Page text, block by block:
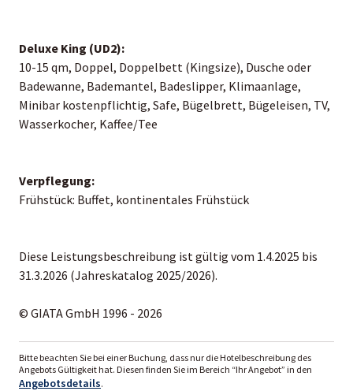
Deluxe King (UD2):
10-15 qm, Doppel, Doppelbett (Kingsize), Dusche oder
Badewanne, Bademantel, Badeslipper, Klimaanlage,
Minibar kostenpflichtig, Safe, Bügelbrett, Bügeleisen, TV,
Wasserkocher, Kaffee/Tee
Verpflegung:
Frühstück: Buffet, kontinentales Frühstück
Diese Leistungsbeschreibung ist gültig vom 1.4.2025 bis
31.3.2026 (Jahreskatalog 2025/2026).
© GIATA GmbH 1996 - 2026
Bitte beachten Sie bei einer Buchung, dass nur die Hotelbeschreibung des
Angebots Gültigkeit hat. Diesen finden Sie im Bereich “Ihr Angebot” in den
Angebotsdetails.